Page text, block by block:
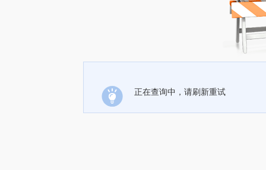
正在查询中，请刷新重试